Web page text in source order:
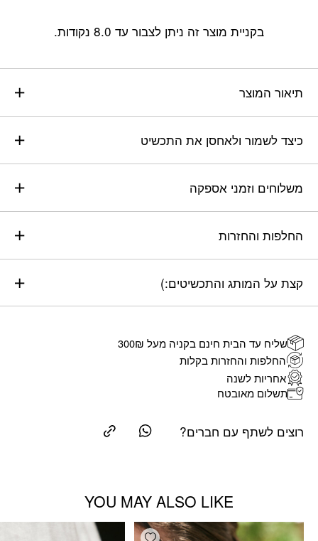
בקניית מוצר זה ניתן לצבור עד 8.0 נקודות.
תיאור המוצר
כיצד לשמור ולאחסן את התכשיט
משלוחים וזמני אספקה
החלפות והחזרות
קצת על המותג והתכשיטים:)
שליח עד הבית חינם בקניה מעל 300₪
החלפות והחזרות בקלות
אחריות לשנה
תשלום מאובטח
רוצים לשתף עם חברים?
YOU MAY ALSO LIKE
Add wishlist